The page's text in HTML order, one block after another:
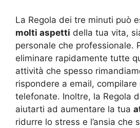
La Regola dei tre minuti può
molti aspetti della tua vita,
personale che professionale.
eliminare rapidamente tutte
attività che spesso
rispondere a email,
telefonate. Inoltre, la Regola
aiutarti ad aumentare la tua
ridurre lo stress e l’ansia che